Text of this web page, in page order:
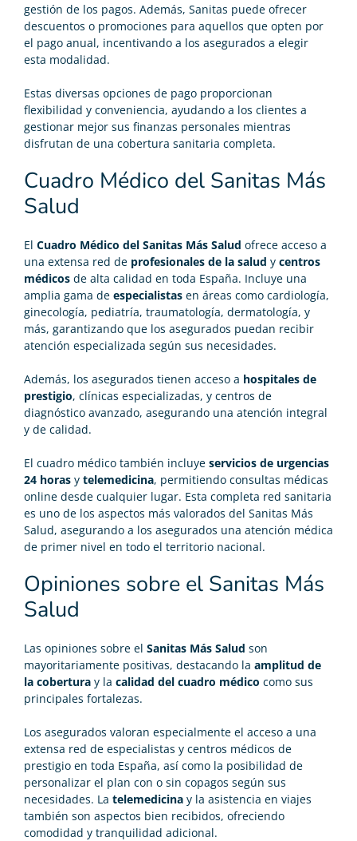
gestión de los pagos. Además, Sanitas puede ofrecer
descuentos o promociones para aquellos que opten por
el pago anual, incentivando a los asegurados a elegir
esta modalidad.
Estas diversas opciones de pago proporcionan
flexibilidad y conveniencia, ayudando a los clientes a
gestionar mejor sus finanzas personales mientras
disfrutan de una cobertura sanitaria completa.
Cuadro Médico del Sanitas Más
Salud
El Cuadro Médico del Sanitas Más Salud ofrece acceso a
una extensa red de profesionales de la salud y centros
médicos de alta calidad en toda España. Incluye una
amplia gama de especialistas en áreas como cardiología,
ginecología, pediatría, traumatología, dermatología, y
más, garantizando que los asegurados puedan recibir
atención especializada según sus necesidades.
Además, los asegurados tienen acceso a hospitales de
prestigio, clínicas especializadas, y centros de
diagnóstico avanzado, asegurando una atención integral
y de calidad.
El cuadro médico también incluye servicios de urgencias
24 horas y telemedicina, permitiendo consultas médicas
online desde cualquier lugar. Esta completa red sanitaria
es uno de los aspectos más valorados del Sanitas Más
Salud, asegurando a los asegurados una atención médica
de primer nivel en todo el territorio nacional.
Opiniones sobre el Sanitas Más
Salud
Las opiniones sobre el Sanitas Más Salud son
mayoritariamente positivas, destacando la amplitud de
la cobertura y la calidad del cuadro médico como sus
principales fortalezas.
Los asegurados valoran especialmente el acceso a una
extensa red de especialistas y centros médicos de
prestigio en toda España, así como la posibilidad de
personalizar el plan con o sin copagos según sus
necesidades. La telemedicina y la asistencia en viajes
también son aspectos bien recibidos, ofreciendo
comodidad y tranquilidad adicional.